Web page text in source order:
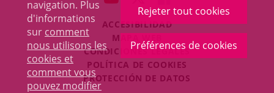
navigation. Plus
d'informations
sur comment
nous utilisons les
cookies et
comment vous
pouvez modifier
Rejeter tout cookies
Préférences de cookies
nueva.
UNA
APLICACIÓN
EXTERNA.
A
UNA
APLICACIÓN
EXTERNA.
A
UNA
APLICACIÓN
EXTERNA.
ACCESIBILIDAD
MAPA WEB
CONDICIONES LEGALES
POLÍTICA DE COOKIES
PROTECCIÓN DE DATOS